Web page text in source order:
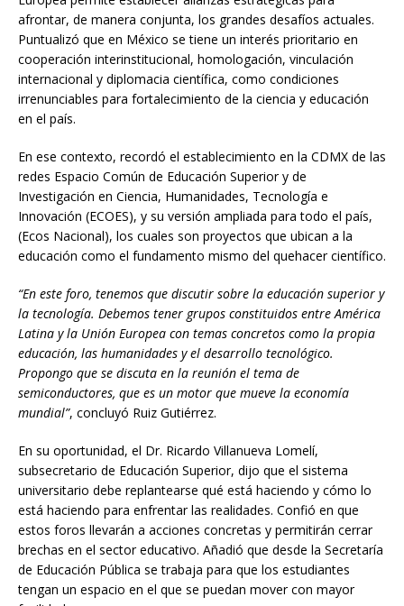
afrontar, de manera conjunta, los grandes desafíos actuales.
Puntualizó que en México se tiene un interés prioritario en
cooperación interinstitucional, homologación, vinculación
internacional y diplomacia científica, como condiciones
irrenunciables para fortalecimiento de la ciencia y educación
en el país.
En ese contexto, recordó el establecimiento en la CDMX de las
redes Espacio Común de Educación Superior y de
Investigación en Ciencia, Humanidades, Tecnología e
Innovación (ECOES), y su versión ampliada para todo el país,
(Ecos Nacional), los cuales son proyectos que ubican a la
educación como el fundamento mismo del quehacer científico.
“En este foro, tenemos que discutir sobre la educación superior y
la tecnología. Debemos tener grupos constituidos entre América
Latina y la Unión Europea con temas concretos como la propia
educación, las humanidades y el desarrollo tecnológico.
Propongo que se discuta en la reunión el tema de
semiconductores, que es un motor que mueve la economía
mundial”, concluyó Ruiz Gutiérrez.
En su oportunidad, el Dr. Ricardo Villanueva Lomelí,
subsecretario de Educación Superior, dijo que el sistema
universitario debe replantearse qué está haciendo y cómo lo
está haciendo para enfrentar las realidades. Confió en que
estos foros llevarán a acciones concretas y permitirán cerrar
brechas en el sector educativo. Añadió que desde la Secretaría
de Educación Pública se trabaja para que los estudiantes
tengan un espacio en el que se puedan mover con mayor